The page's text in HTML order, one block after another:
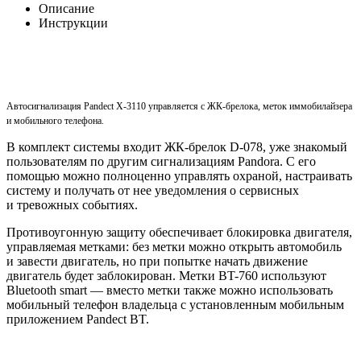
Описание
Инструкции
Автосигнализация Pandect X-3110 управляется с ЖК-брелока, меток иммобилайзера
и мобильного телефона.
В комплект системы входит ЖК-брелок D-078, уже знакомый
пользователям по другим сигнализациям Pandora. С его
помощью можно полноценно управлять охраной, настраивать
систему и получать от нее уведомления о сервисных
и тревожных событиях.
Противоугонную защиту обеспечивает блокировка двигателя,
управляемая метками: без метки можно открыть автомобиль
и завести двигатель, но при попытке начать движение
двигатель будет заблокирован. Метки BT-760 используют
Bluetooth smart — вместо метки также можно использовать
мобильный телефон владельца с установленным мобильным
приложением Pandect BT.